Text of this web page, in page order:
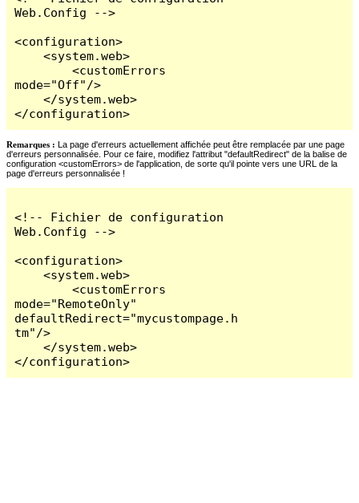
Web.Config -->
<configuration>
    <system.web>
        <customErrors
mode="Off"/>
    </system.web>
</configuration>
Remarques : La page d'erreurs actuellement affichée peut être remplacée par une page
d'erreurs personnalisée. Pour ce faire, modifiez l'attribut "defaultRedirect" de la balise de
configuration <customErrors> de l'application, de sorte qu'il pointe vers une URL de la
page d'erreurs personnalisée !
<!-- Fichier de configuration
Web.Config -->
<configuration>
    <system.web>
        <customErrors
mode="RemoteOnly"
defaultRedirect="mycustompage.h
tm"/>
    </system.web>
</configuration>